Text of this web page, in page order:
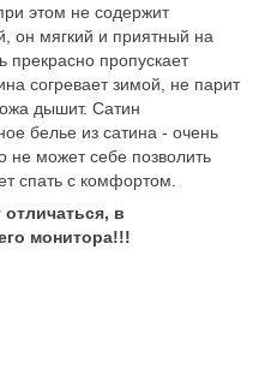
этом не содержит
он мягкий и приятный на
прекрасно пропускает
согревает зимой, не парит
дышит. Сатин
белье из сатина - очень
не может себе позволить
спать с комфортом.
в
монитора!!!